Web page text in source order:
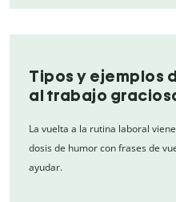
Tipos y ejemplos
al trabajo
La vuelta a la rutina laboral
dosis de humor con frases de
ayudar.